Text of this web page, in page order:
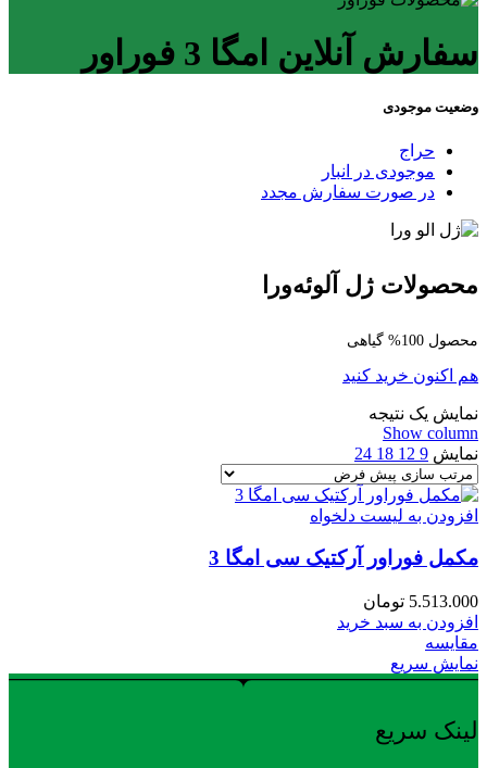
سفارش آنلاین امگا 3 فوراور
وضعیت موجودی
حراج
موجودی در انبار
در صورت سفارش مجدد
محصولات ژل آلوئه‌ورا
محصول 100% گیاهی
هم اکنون خرید کنید
نمایش یک نتیجه
Show column
نمایش 9
12
18
24
افزودن به لیست دلخواه
مکمل فوراور آرکتیک سی امگا 3
5.513.000 تومان
افزودن به سبد خرید
مقایسه
نمایش سریع
لینک سریع